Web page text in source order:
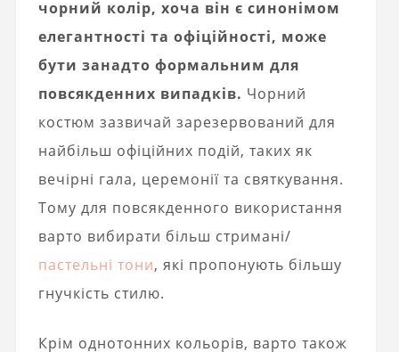
чорний колір, хоча він є синонімом
елегантності та офіційності, може
бути занадто формальним для
повсякденних випадків. Чорний
костюм зазвичай зарезервований для
найбільш офіційних подій, таких як
вечірні гала, церемонії та святкування.
Тому для повсякденного використання
варто вибирати більш стримані/
пастельні тони, які пропонують більшу
гнучкість стилю.
Крім однотонних кольорів, варто також